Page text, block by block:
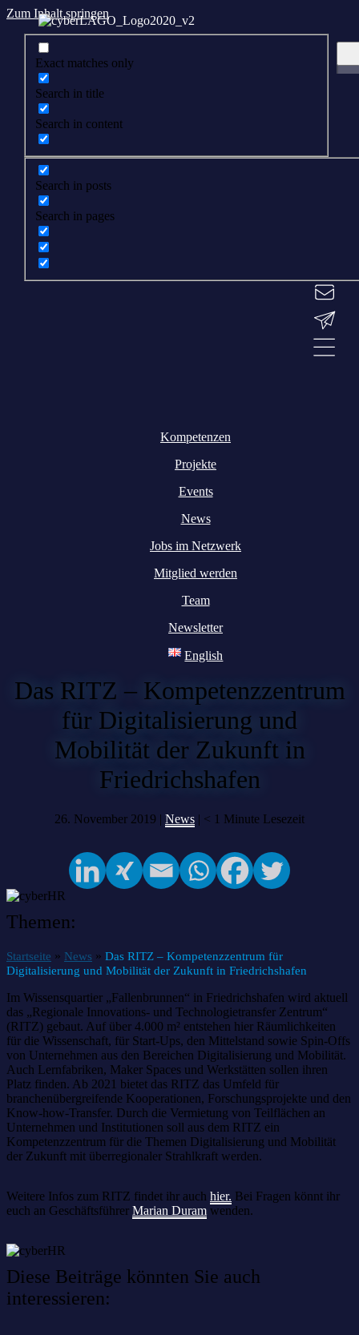
Zum Inhalt springen
Exact matches only
Search in title
Search in content
Search in posts
Search in pages
Kompetenzen
Projekte
Events
News
Jobs im Netzwerk
Mitglied werden
Team
Newsletter
English
Das RITZ – Kompetenzzentrum
für Digitalisierung und
Mobilität der Zukunft in
Friedrichshafen
26. November 2019 | News | < 1 Minute Lesezeit
Themen:
Startseite » News » Das RITZ – Kompetenzzentrum für
Digitalisierung und Mobilität der Zukunft in Friedrichshafen
Im Wissensquartier „Fallenbrunnen“ in Friedrichshafen wird aktuell
das „Regionale Innovations- und Technologietransfer Zentrum“
(RITZ) gebaut. Auf über 4.000 m² entstehen hier Räumlichkeiten
für die Wissenschaft, für Start-Ups, den Mittelstand sowie Spin-Offs
von Unternehmen aus den Bereichen Digitalisierung und Mobilität.
Auch Lernfabriken, Maker Spaces und Werkstätten sollen ihren
Platz finden. Ab 2021 bietet das RITZ das Umfeld für
branchenübergreifende Kooperationen, Forschungsprojekte und den
Know-how-Transfer. Durch die Vermietung von Teilflächen an
Unternehmen und Institutionen soll aus dem RITZ ein
Kompetenzzentrum für die Themen Digitalisierung und Mobilität
der Zukunft mit überregionaler Strahlkraft werden.
Weitere Infos zum RITZ findet ihr auch hier. Bei Fragen könnt ihr
euch an Geschäftsführer Marian Duram wenden.
Diese Beiträge könnten Sie auch
interessieren: